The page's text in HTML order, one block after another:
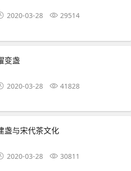
2020-03-28 29514
变盏
2020-03-28 41828
盏与宋代茶文化
2020-03-28 30811